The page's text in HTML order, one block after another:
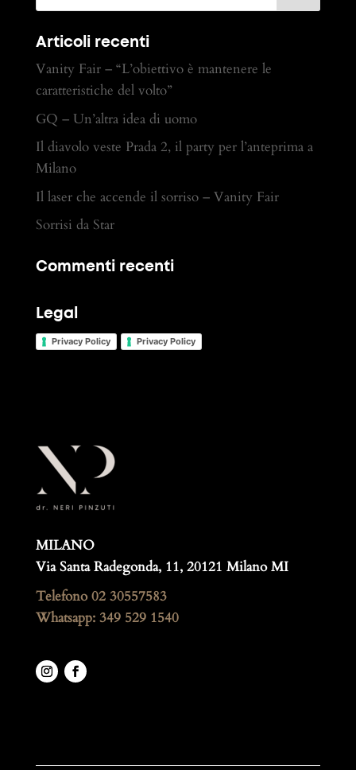
Articoli recenti
Vanity Fair – “L’obiettivo è mantenere le
caratteristiche del volto”
GQ – Un’altra idea di uomo
Il diavolo veste Prada 2, il party per l’anteprima a
Milano
Il laser che accende il sorriso – Vanity Fair
Sorrisi da Star
Commenti recenti
Legal
Privacy Policy Privacy Policy
MILANO
Via Santa Radegonda, 11, 20121 Milano MI
Telefono02 30557583
Whatsapp: 349 529 1540